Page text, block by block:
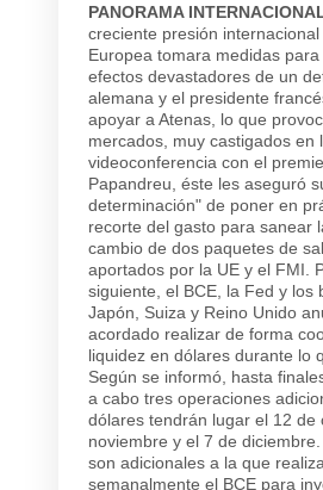
PANORAMA
creciente presión internacional
Europea tomara medidas para
efectos devastadores de un
alemana y el presidente
apoyar a Atenas, lo que
mercados, muy castigados en
videoconferencia con el
Papandreu, éste les aseguró
determinación" de poner en
recorte del gasto para sanear
cambio de dos paquetes de
aportados por la UE y el FMI.
siguiente, el BCE, la Fed y los
Japón, Suiza y Reino Unido
acordado realizar de forma
liquidez en dólares durante lo
Según se informó, hasta
a cabo tres operaciones
dólares tendrán lugar el 12 de
noviembre y el 7 de diciembre.
son adicionales a la que
semanalmente el BCE para